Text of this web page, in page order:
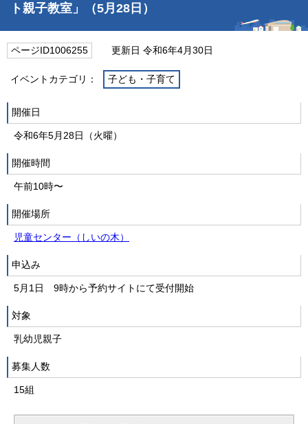
ト親子教室」（5月28日）
ページID1006255 更新日 令和6年4月30日
イベントカテゴリ： 子ども・子育て
開催日
令和6年5月28日（火曜）
開催時間
午前10時〜
開催場所
児童センター（しいの木）
申込み
5月1日 9時から予約サイトにて受付開始
対象
乳幼児親子
募集人数
15組